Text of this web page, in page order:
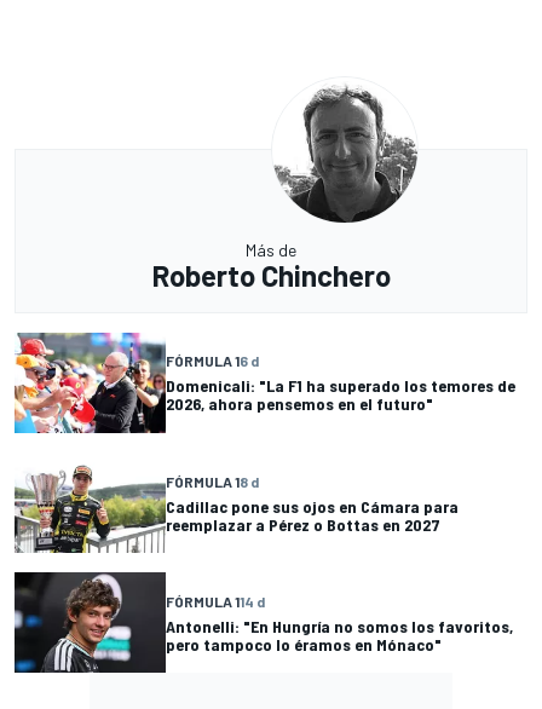
Más de
Roberto Chinchero
FÓRMULA 16 d
Domenicali: "La F1 ha superado los temores de
2026, ahora pensemos en el futuro"
FÓRMULA 18 d
Cadillac pone sus ojos en Cámara para
reemplazar a Pérez o Bottas en 2027
FÓRMULA 114 d
Antonelli: "En Hungría no somos los favoritos,
pero tampoco lo éramos en Mónaco"